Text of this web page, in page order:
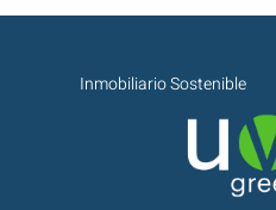
Inmobiliario Sostenible